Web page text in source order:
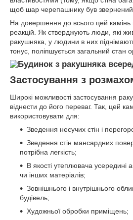
щоб шар черепашнику був звернений
На довершення до всього цей камінь
реакцій. Як стверджують люди, які
ракушняка, у людини в них
тонус, поліпшується загальний стан
Застосування з
Широкі можливості застосування
віднести до його переваг. Так, цей
використовувати для:
Зведення несучих стін і
Зведення стін мансардних
потрібна легкість;
В якості утеплювача усередині
чи інших матеріалів;
Зовнішнього і внутрішнього
будівель;
Художньої обробки приміщень;